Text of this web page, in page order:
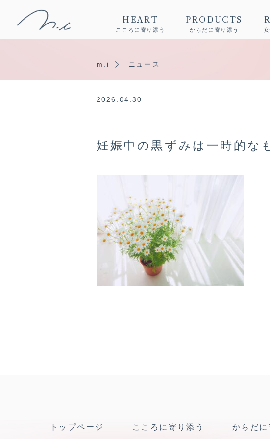
HEART
こころに寄り添う
PRODUCTS
からだに寄り添う
m.i ニュース
2026.04.30
妊娠中の黒ずみは一時的
トップページ こころに寄り添う からだに